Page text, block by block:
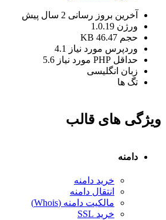
آخرین بروز رسانی 2 سال پیش
ورژن 1.0.19
حجم 46.47 KB
وردپرس مورد نیاز
4.1
حداقل PHP مورد نیاز
5.6
زبان انگلیسی
تگ ها
ویژگی های قالب
دامنه
خرید دامنه
انتقال دامنه
مالکیت دامنه (Whois)
خرید SSL